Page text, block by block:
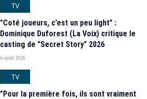
TV
"Coté joueurs, c’est un peu light" :
Dominique Duforest (La Voix) critique le
casting de "Secret Story" 2026
6 août 2026
TV
"Pour la première fois, ils sont vraiment